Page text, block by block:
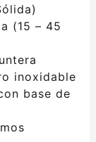
(15 – 45
inoxidable
base de